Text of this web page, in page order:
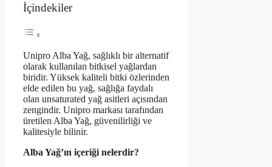
İçindekiler
Unipro Alba Yağ, sağlıklı bir alternatif
olarak kullanılan bitkisel yağlardan
biridir. Yüksek kaliteli bitki özlerinden
elde edilen bu yağ, sağlığa faydalı
olan unsaturated yağ asitleri açısından
zengindir. Unipro markası tarafından
üretilen Alba Yağ, güvenilirliği ve
kalitesiyle bilinir.
Alba Yağ’ın içeriği nelerdir?